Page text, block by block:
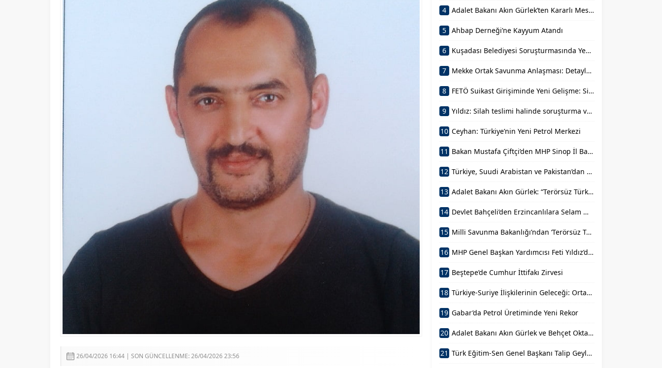
Gökyüzünün Milli Kalbi Tek Merkezden Atacak
26/04/2026 16:44 | SON GÜNCELLENME: 26/04/2026 23:56
4 Adalet Bakanı Akın Gürlek’ten Kararlı Mesajlar
5 Ahbap Derneği’ne Kayyum Atandı
6 Kuşadası Belediyesi Soruşturmasında Yeni Gelişmeler
7 Mekke Ortak Savunma Anlaşması: Detaylar ve Amaçlar
8 FETÖ Suikast Girişiminde Yeni Gelişme: Silah Aramaları Başlatıldı
9 Yıldız: Silah teslimi halinde soruşturma ve infazlar ertelenecek
10 Ceyhan: Türkiye’nin Yeni Petrol Merkezi
11 Bakan Mustafa Çiftçi’den MHP Sinop İl Başkanlığına Ziyaret
12 Türkiye, Suudi Arabistan ve Pakistan’dan Ortak Savunma Anlaşması
13 Adalet Bakanı Akın Gürlek: “Terörsüz Türkiye 86 Milyonun Ortak Hedefidir”
14 Devlet Bahçeli’den Erzincanlılara Selam Mesajı
15 Milli Savunma Bakanlığı’ndan ‘Terörsüz Türkiye’ Mesajı
16 MHP Genel Başkan Yardımcısı Feti Yıldız’dan Açıklama
17 Beştepe’de Cumhur İttifakı Zirvesi
18 Türkiye-Suriye İlişkilerinin Geleceği: Ortak Basın Toplantısı
19 Gabar’da Petrol Üretiminde Yeni Rekor
20 Adalet Bakanı Akın Gürlek ve Behçet Oktay’ın Ailesi Görüşmesi
21 Türk Eğitim-Sen Genel Başkanı Talip Geylan’ın Açıklamaları